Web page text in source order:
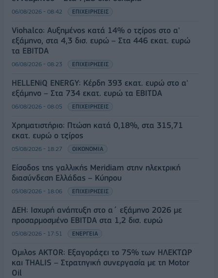
06/08/2026 - 08:42 ΕΠΙΧΕΙΡΗΣΕΙΣ
Viohalco: Αυξημένος κατά 14% ο τζίρος στο α'
εξάμηνο, στα 4,3 δισ. ευρώ – Στα 446 εκατ. ευρώ
τα EBITDA
06/08/2026 - 08:23 ΕΠΙΧΕΙΡΗΣΕΙΣ
HELLENiQ ENERGY: Κέρδη 393 εκατ. ευρώ στο α'
εξάμηνο – Στα 734 εκατ. ευρώ τα EBITDA
06/08/2026 - 08:05 ΕΠΙΧΕΙΡΗΣΕΙΣ
Χρηματιστήριο: Πτώση κατά 0,18%, στα 315,71
εκατ. ευρώ ο τζίρος
05/08/2026 - 18:27 ΟΙΚΟΝΟΜΙΑ
Είσοδος της γαλλικής Meridiam στην ηλεκτρική
διασύνδεση Ελλάδας – Κύπρου
05/08/2026 - 18:06 ΕΠΙΧΕΙΡΗΣΕΙΣ
ΔΕΗ: Ισχυρή ανάπτυξη στο α΄ εξάμηνο 2026 με
προσαρμοσμένο EBITDA στα 1,2 δισ. ευρώ
05/08/2026 - 17:51 ΕΝΕΡΓΕΙΑ
Όμιλος AKTOR: Εξαγοράζει το 75% των ΗΛΕΚΤΩΡ
και THALIS – Στρατηγική συνεργασία με τη Motor
Oil